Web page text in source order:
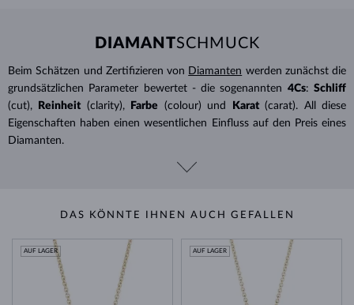
DIAMANTSCHMUCK
Beim Schätzen und Zertifizieren von Diamanten werden zunächst die
grundsätzlichen Parameter bewertet - die sogenannten 4Cs: Schliff
(cut),
Reinheit (clarity), Farbe (colour) und Karat (carat). All diese
Eigenschaften haben einen wesentlichen Einfluss auf den Preis eines
Diamanten.
DAS KÖNNTE IHNEN AUCH GEFALLEN
AUF LAGER AUF LAGER